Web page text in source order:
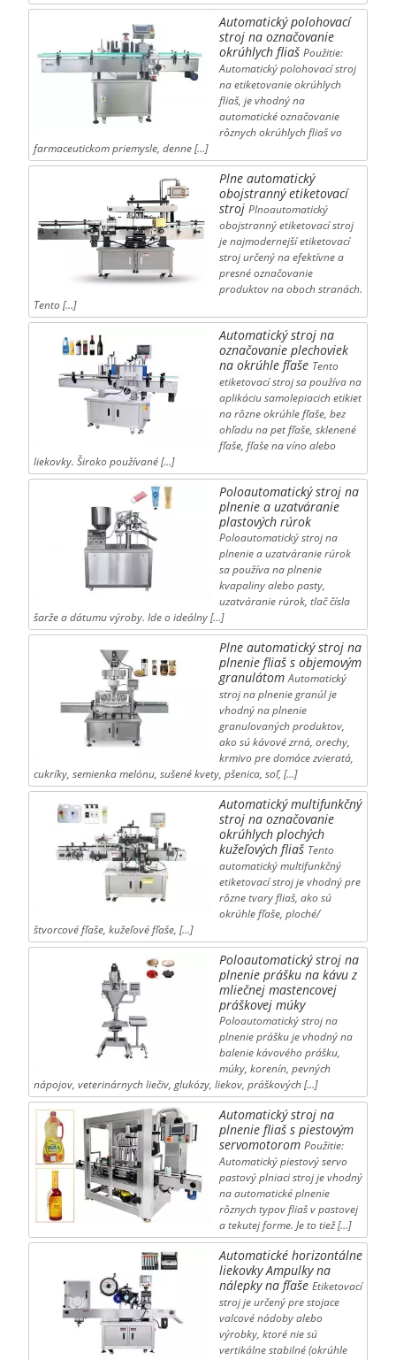
Automatický polohovací
stroj na označovanie
okrúhlych fliaš Použitie:
Automatický polohovací stroj
na etiketovanie okrúhlych
fliaš, je vhodný na
automatické označovanie
rôznych okrúhlych fliaš vo
farmaceutickom priemysle, denne […]
Plne automatický
obojstranný etiketovací
stroj Plnoautomatický
obojstranný etiketovací stroj
je najmodernejší etiketovací
stroj určený na efektívne a
presné označovanie
produktov na oboch stranách.
Tento […]
Automatický stroj na
označovanie plechoviek
na okrúhle fľaše Tento
etiketovací stroj sa používa na
aplikáciu samolepiacich etikiet
na rôzne okrúhle fľaše, bez
ohľadu na pet fľaše, sklenené
fľaše, fľaše na víno alebo
liekovky. Široko používané […]
Poloautomatický stroj na
plnenie a uzatváranie
plastových rúrok
Poloautomatický stroj na
plnenie a uzatváranie rúrok
sa používa na plnenie
kvapaliny alebo pasty,
uzatváranie rúrok, tlač čísla
šarže a dátumu výroby. Ide o ideálny […]
Plne automatický stroj na
plnenie fliaš s objemovým
granulátom Automatický
stroj na plnenie granúl je
vhodný na plnenie
granulovaných produktov,
ako sú kávové zrná, orechy,
krmivo pre domáce zvieratá,
cukríky, semienka melónu, sušené kvety, pšenica, soľ, […]
Automatický multifunkčný
stroj na označovanie
okrúhlych plochých
kužeľových fliaš Tento
automatický multifunkčný
etiketovací stroj je vhodný pre
rôzne tvary fliaš, ako sú
okrúhle fľaše, ploché/
štvorcové fľaše, kužeľové fľaše, […]
Poloautomatický stroj na
plnenie prášku na kávu z
mliečnej mastencovej
práškovej múky
Poloautomatický stroj na
plnenie prášku je vhodný na
balenie kávového prášku,
múky, korenín, pevných
nápojov, veterinárnych liečiv, glukózy, liekov, práškových […]
Automatický stroj na
plnenie fliaš s piestovým
servomotorom Použitie:
Automatický piestový servo
pastový plniaci stroj je vhodný
na automatické plnenie
rôznych typov fliaš v pastovej
a tekutej forme. Je to tiež […]
Automatické horizontálne
liekovky Ampulky na
nálepky na fľaše Etiketovací
stroj je určený pre stojace
valcové nádoby alebo
výrobky, ktoré nie sú
vertikálne stabilné (okrúhle